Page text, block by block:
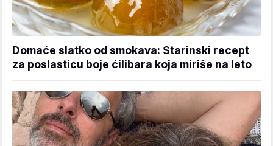
Domaće slatko od smokava: Starinski recept
za poslasticu boje ćilibara koja miriše na leto